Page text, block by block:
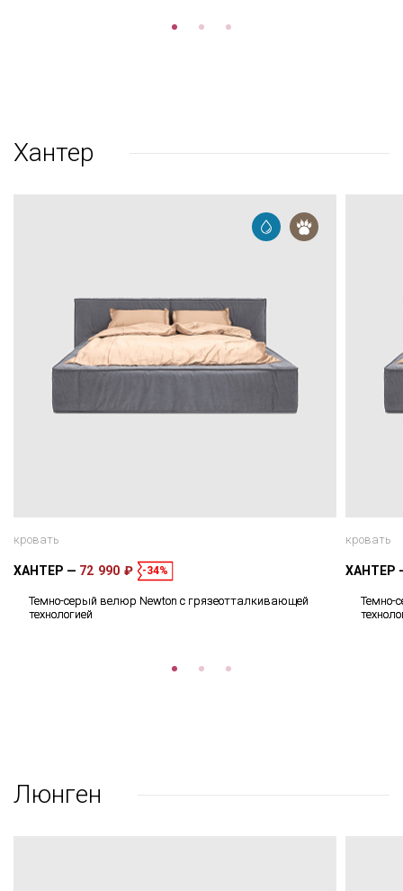
Хантер
кровать
ХАНТЕР 72 990 ₽ -34%
Темно-серый велюр Newton с грязеотталкивающей
технологией
кровать
ХАНТЕР
Темно-
Люнген